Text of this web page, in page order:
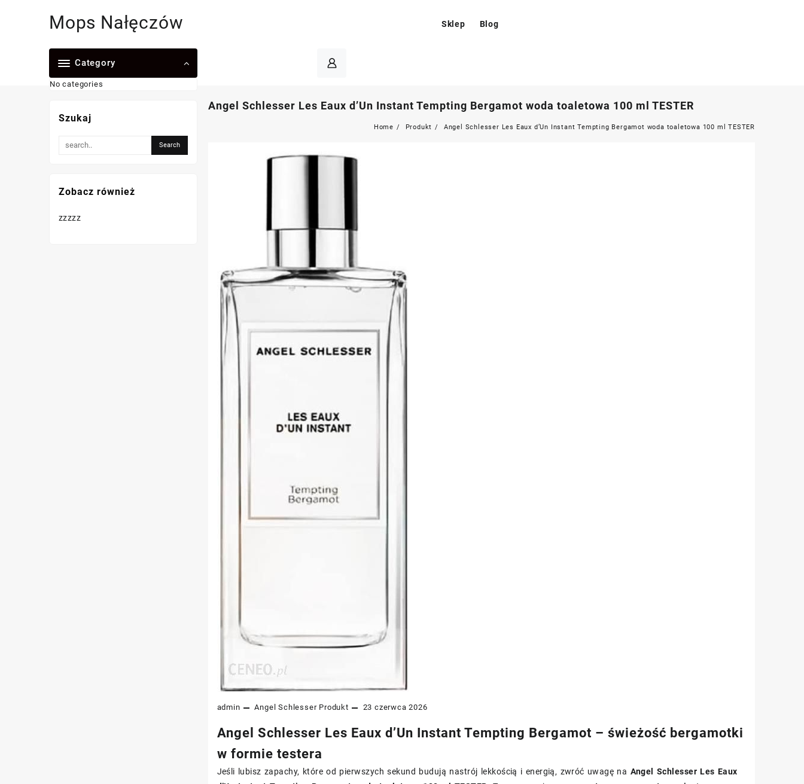
Mops Nałęczów Sklep Blog
Category
No categories
Angel Schlesser Les Eaux d’Un Instant Tempting Bergamot woda toaletowa 100 ml TESTER
Home Produkt Angel Schlesser Les Eaux d’Un Instant Tempting Bergamot woda toaletowa 100 ml TESTER
admin Angel Schlesser Produkt 23 czerwca 2026
Angel Schlesser Les Eaux d’Un Instant Tempting Bergamot – świeżość bergamotki
w formie testera
Jeśli lubisz zapachy, które od pierwszych sekund budują nastrój lekkością i energią, zwróć uwagę na Angel Schlesser Les Eaux
Szukaj
Zobacz również
zzzzz